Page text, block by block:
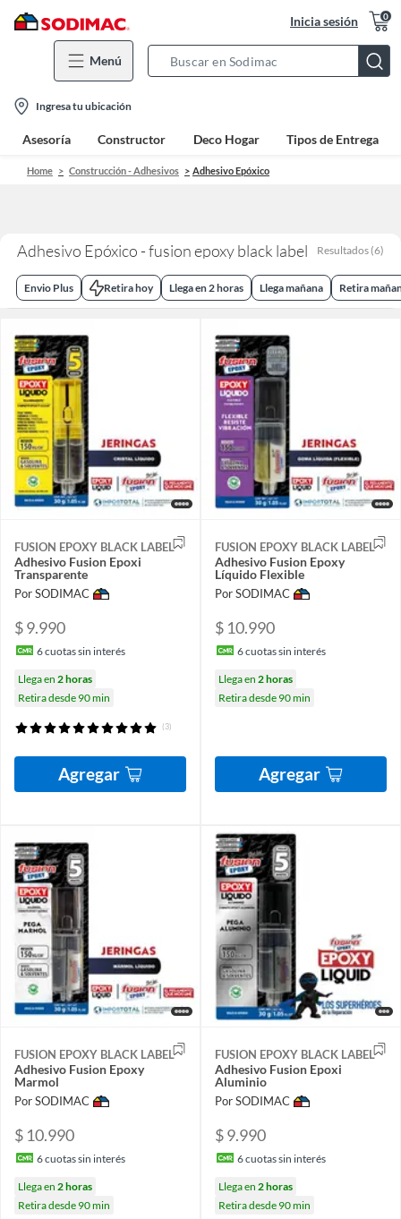
Inicia sesión 0
Menú
Bar
location-
icon
Ingresa tu ubicación
Asesoría Constructor Deco Hogar Tipos de Entrega
Home Construcción - Adhesivos Adhesivo Epóxico
Adhesivo Epóxico - fusion epoxy black label Resultados (6)
Envio Plus Retira hoy Llega en 2 horas Llega mañana Retira
FUSION EPOXY BLACK LABEL
Adhesivo Fusion Epoxi
Transparente
Por SODIMAC
$ 9.990
6cuotas sin interés
Llega en 2 horas
Retira desde 90 min
(3)
Agregar
FUSION EPOXY BLACK LABEL
Adhesivo Fusion Epoxy
Líquido Flexible
Por SODIMAC
$ 10.990
6cuotas sin interés
Llega en 2 horas
Retira desde 90 min
Agregar
FUSION EPOXY BLACK LABEL
Adhesivo Fusion Epoxy
Marmol
Por SODIMAC
$ 10.990
6cuotas sin interés
Llega en 2 horas
Retira desde 90 min
FUSION EPOXY BLACK LABEL
Adhesivo Fusion Epoxi
Aluminio
Por SODIMAC
$ 9.990
6cuotas sin interés
Llega en 2 horas
Retira desde 90 min